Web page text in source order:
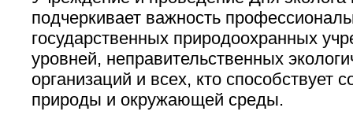
подчеркивает важность
государственных природоохранных
уровней, неправительственных
организаций и всех, кто способствует
природы и окружающей среды.